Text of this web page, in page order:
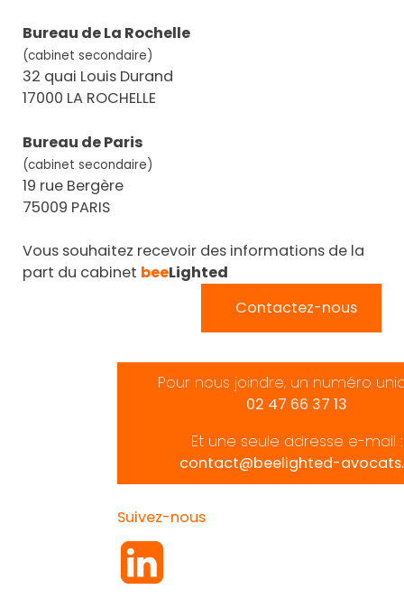
Bureau de La Rochelle
(cabinet secondaire)
32 quai Louis Durand
17000 LA ROCHELLE
Bureau de Paris
(cabinet secondaire)
19 rue Bergère
75009 PARIS
Vous souhaitez recevoir des informations de la
part du cabinet beeLighted
Contactez-nous
Pour nous joindre, un numéro
02 47 66 37 13
Et une seule adresse e-mail :
contact@beelighted-
Suivez-nous